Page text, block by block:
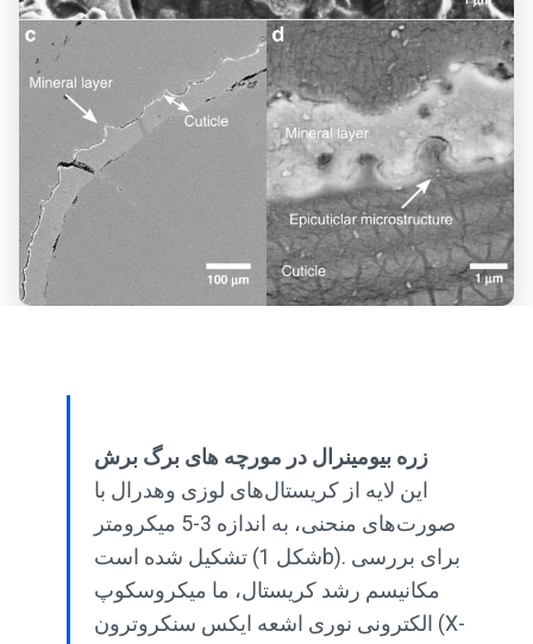
زره بیومینرال در مورچه های برگ برش
این لایه از کریستال‌های لوزی وهدرال با
صورت‌های منحنی، به اندازه 3-5 میکرومتر
تشکیل شده است (شکل 1b). برای بررسی
مکانیسم رشد کریستال، ما میکروسکوپ
الکترونی نوری اشعه ایکس سنکروترون (X-